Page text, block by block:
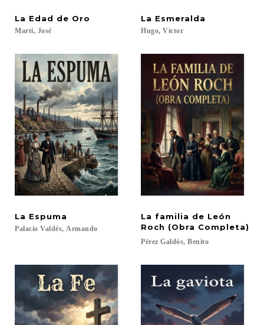
La Edad de Oro
Martí, José
La Esmeralda
Hugo, Victor
La Espuma
Palacio Valdés, Armando
La familia de León
Roch (Obra Completa)
Pérez Galdós, Benito